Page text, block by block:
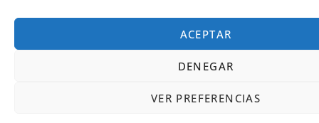
ACEPTAR
DENEGAR
VER PREFERENCIAS